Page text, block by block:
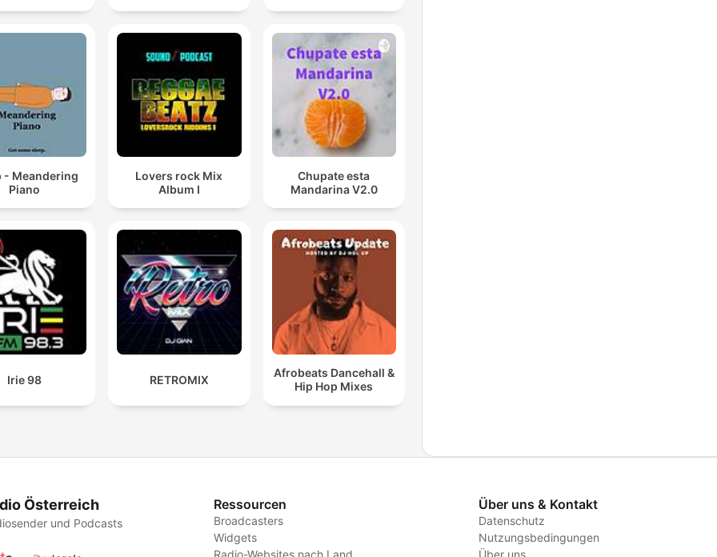
- Meandering
Piano
Lovers rock Mix
Album I
Chupate esta
Mandarina V2.0
Irie 98 RETROMIX
Afrobeats Dancehall &
Hip Hop Mixes
Österreich
und Podcasts
Ressourcen
Broadcasters
Widgets
Radio-Websites nach Land
Über uns & Kontakt
Datenschutz
Nutzungsbedingungen
Über uns